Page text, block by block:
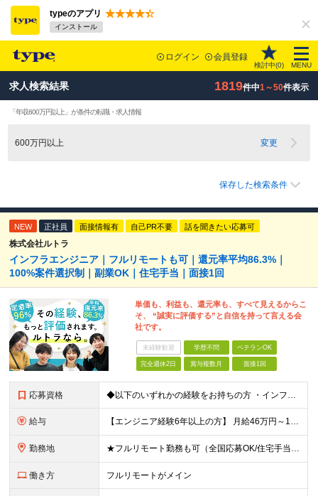
typeのアプリ
インストール
ログイン 会員登録
検討中(0) MENU
求人検索結果 1819件中1～50件表示
「年収600万円以上」が条件の転職・求人情報
600万円以上 変更
保存した検索条件
NEW 正社員 面接情報有 自己PR不要 話を聞きたい応募可
株式会社ルトラ
インフラエンジニア｜フルリモートも可｜還元率平均86.3%｜
100%案件選択制｜副業OK｜住宅手当｜面接1回
単価も、利益も、還元率も、すべて見えるからこ
そ、 “誠実に評価する”と自信を持って言える会
社です。
未経験歓迎 学歴不問 ベテランOK
完全週休2日 賞与複数月 面接1回
応募資格 ◆以下のいずれかの経験をお持ちの方 ・インフラ設計・構築の実務経験（オンプレ/クラウドどちらもOK） ・クラウド環境下での運用保守に関する実務経験 ◆学歴不問 ＜こんな方は特に歓迎します＞ ◎これま
給与 【エンジニア経験6年以上の方】 月給46万円～100万円（固定残業代含む） ※上記月給には月30時間分の固定残業代（月8万7,400円～月19万円）を含む。超過分は全額支給。 【エンジニア経験4年以
勤務地 ★フルリモート勤務も可（全国応募OK/住宅手当を支給します） ※案件によって常駐が必要になる場合があります。 ※希望がない限り、転勤はありません ※U・Iターン歓迎 ★ルトラの社員は全国各地で活躍中
働き方 フルリモートがメイン